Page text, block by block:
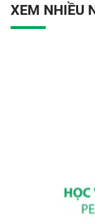
XEM NHIỀU